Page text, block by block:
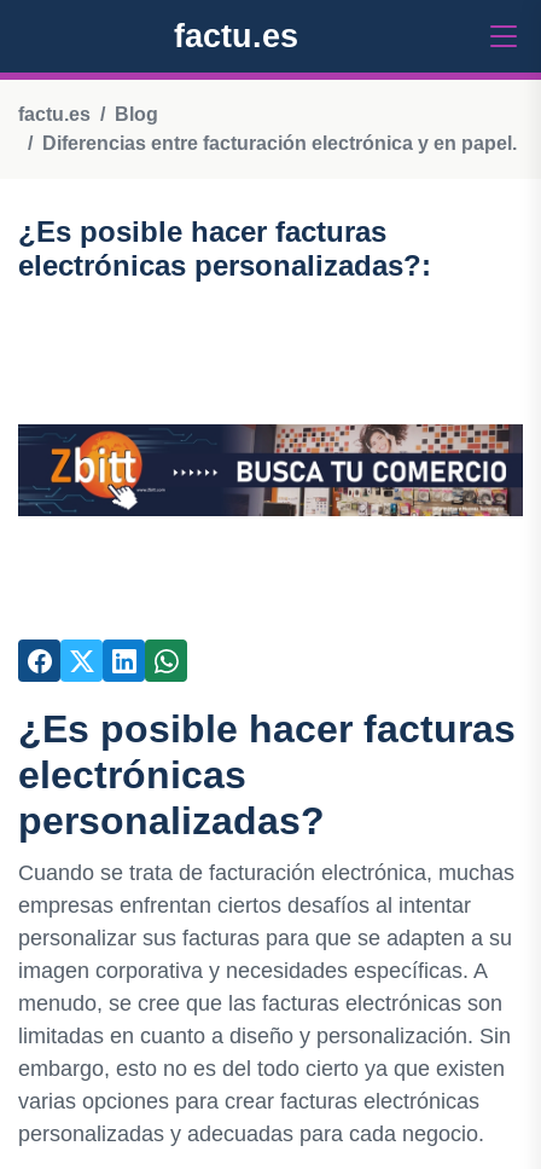
factu.es
factu.es
Blog
Diferencias entre facturación electrónica y en papel.
¿Es posible hacer facturas
electrónicas personalizadas?:
¿Es posible hacer facturas
electrónicas
personalizadas?
Cuando se trata de facturación electrónica, muchas
empresas enfrentan ciertos desafíos al intentar
personalizar sus facturas para que se adapten a su
imagen corporativa y necesidades específicas. A
menudo, se cree que las facturas electrónicas son
limitadas en cuanto a diseño y personalización. Sin
embargo, esto no es del todo cierto ya que existen
varias opciones para crear facturas electrónicas
personalizadas y adecuadas para cada negocio.